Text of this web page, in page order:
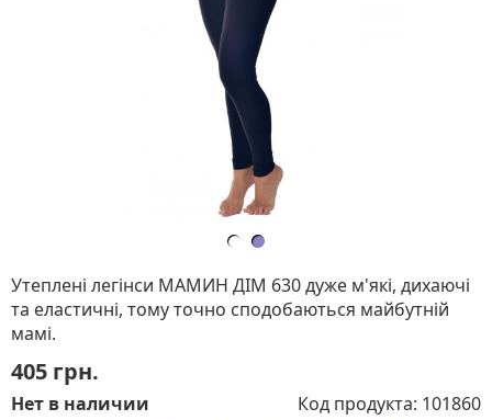
Утеплені легінси МАМИН ДІМ 630 дуже м'які, дихаючі
та еластичні, тому точно сподобаються майбутній
мамі.
405 грн.
Нет в наличии Код продукта: 101860